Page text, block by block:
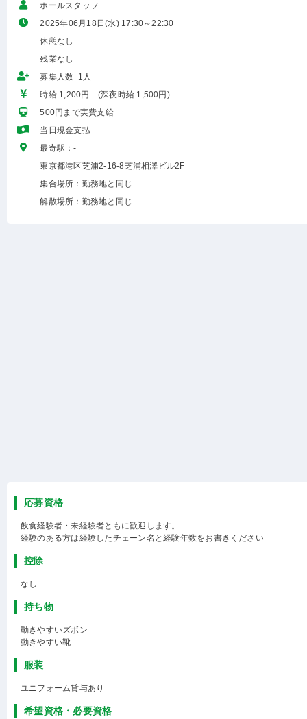
ホールスタッフ
2025年06月18日(水) 17:30～22:30
休憩なし
残業なし
募集人数 1人
時給 1,200円 (深夜時給 1,500円)
500円まで実費支給
当日現金支払
最寄駅：-
東京都港区芝浦2-16-8芝浦相澤ビル2F
集合場所：勤務地と同じ
解散場所：勤務地と同じ
応募資格
飲食経験者・未経験者ともに歓迎します。
経験のある方は経験したチェーン名と経験年数をお書きください
控除
なし
持ち物
動きやすいズボン
動きやすい靴
服装
ユニフォーム貸与あり
希望資格・必要資格